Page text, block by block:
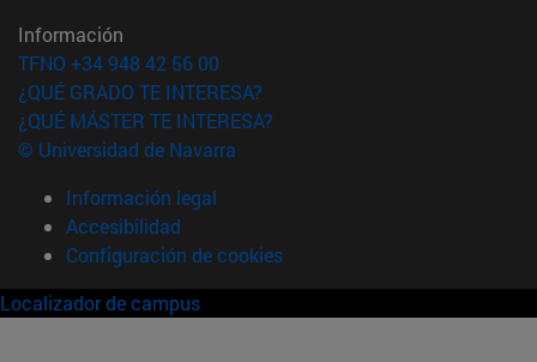
Información
TFNO +34 948 42 56 00
¿QUÉ GRADO TE INTERESA?
¿QUÉ MÁSTER TE INTERESA?
© Universidad de Navarra
Información legal
Accesibilidad
Configuración de cookies
Localizador de campus